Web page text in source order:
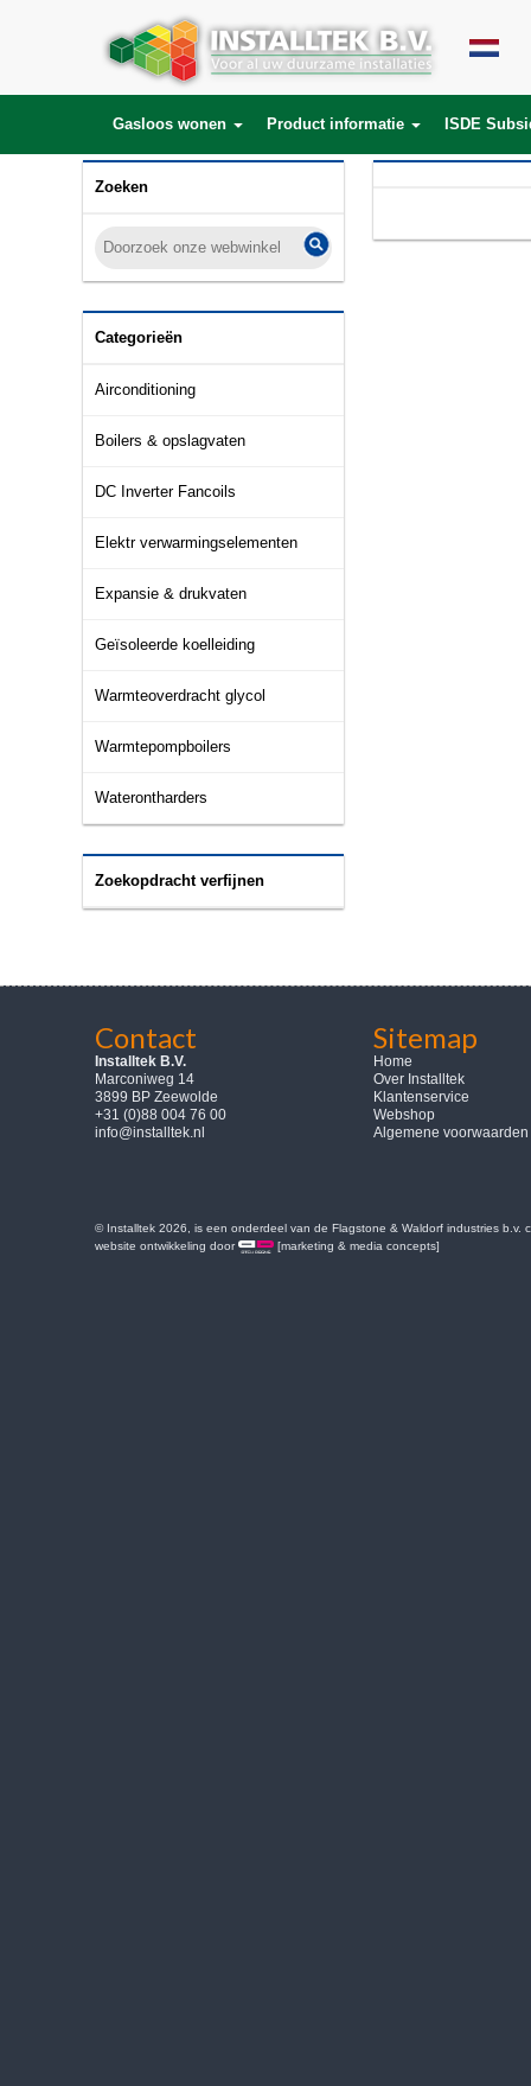
Gasloos wonen Product informatie ISDE
Zoeken
Categorieën
Airconditioning
Boilers & opslagvaten
DC Inverter Fancoils
Elektr verwarmingselementen
Expansie & drukvaten
Geïsoleerde koelleiding
Warmteoverdracht glycol
Warmtepompboilers
Waterontharders
Zoekopdracht verfijnen
Contact
Installtek B.V.
Marconiweg 14
3899 BP Zeewolde
+31 (0)88 004 76 00
info@installtek.nl
Sitemap
Home
Over Installtek
Klantenservice
Webshop
Algemene voorwaarden
© Installtek 2026, is een onderdeel van de Flagstone & Waldorf industries b.v.
website ontwikkeling door
[marketing & media concepts]